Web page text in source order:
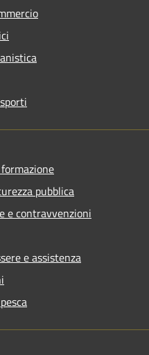
pubblica
e contravvenzioni
e assistenza